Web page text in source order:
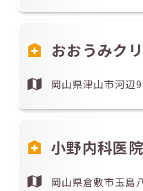
おおうみク
岡山県津山市河辺
小野内科医院
岡山県倉敷市玉島